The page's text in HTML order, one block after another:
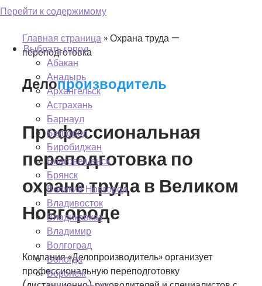
Перейти к содержимому
Выбрать город
Абакан
Анадырь
Архангельск
Астрахань
Барнаул
Белгород
Биробиджан
Благовещенск
Брянск
Великий Новгород
Владивосток
Владикавказ
Владимир
Волгоград
Вологда
Воронеж
Главная страница »Охрана труда —
переподготовка
Делопроизводитель
Профессиональная
переподготовка по
охране труда в Великом
Новгороде
Компания «Делопроизводитель» организует
профессиональную переподготовку